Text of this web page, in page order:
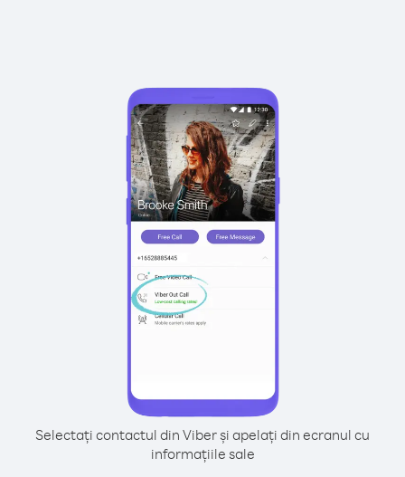
Selectați contactul din Viber și apelați din ecranul cu
informațiile sale